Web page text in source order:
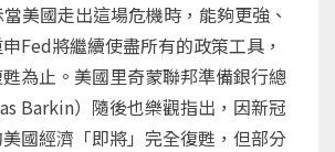
當美國走出這場危機時，能夠更強、
Fed將繼續使盡所有的政策工具，
為止。美國里奇蒙聯邦準備銀行總
Barkin）隨後也樂觀指出，因新冠
國經濟「即將」完全復甦，但部分